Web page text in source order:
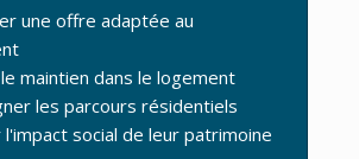
une offre adaptée au
maintien dans le logement
les parcours résidentiels
l'impact social de leur patrimoine